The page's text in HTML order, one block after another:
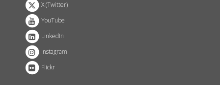
X (Twitter)
YouTube
LinkedIn
Instagram
Flickr